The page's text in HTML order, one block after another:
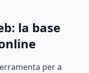
la base
per a